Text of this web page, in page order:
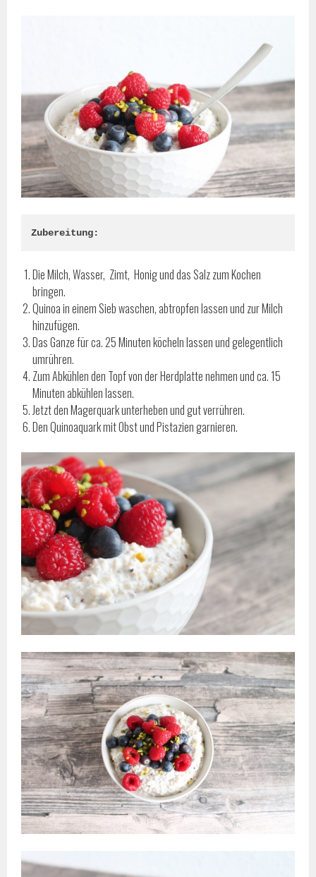
Zubereitung:
Die Milch, Wasser, Zimt, Honig und das Salz zum Kochen
bringen.
Quinoa in einem Sieb waschen, abtropfen lassen und zur Milch
hinzufügen.
Das Ganze für ca. 25 Minuten köcheln lassen und gelegentlich
umrühren.
Zum Abkühlen den Topf von der Herdplatte nehmen und ca. 15
Minuten abkühlen lassen.
Jetzt den Magerquark unterheben und gut verrühren.
Den Quinoaquark mit Obst und Pistazien garnieren.